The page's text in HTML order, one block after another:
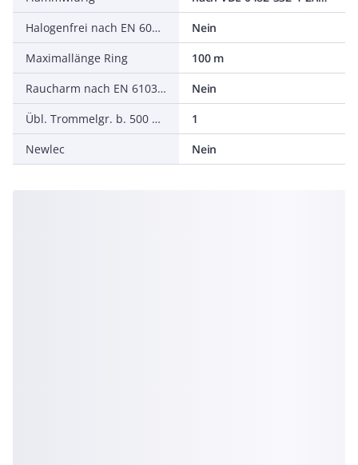
Halogenfrei nach EN 60754-1/2
Nein
Maximallänge Ring
100 m
Raucharm nach EN 61034-2
Nein
Übl. Trommelgr. b. 500 m Ø m
1
Newlec
Nein